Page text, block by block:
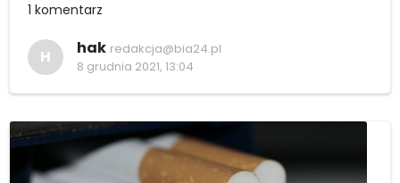
1 komentarz
H hak redakcja@bia24.pl
8 grudnia 2021, 13:04